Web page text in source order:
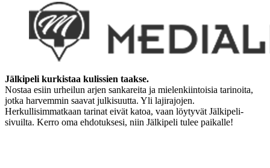
Jälkipeli kurkistaa kulissien taakse.
Nostaa esiin urheilun arjen sankareita ja mielenkiintoisia tarinoita,
jotka harvemmin saavat julkisuutta. Yli lajirajojen.
Herkullisimmatkaan tarinat eivät katoa, vaan löytyvät Jälkipeli-
sivuilta. Kerro oma ehdotuksesi, niin Jälkipeli tulee paikalle!